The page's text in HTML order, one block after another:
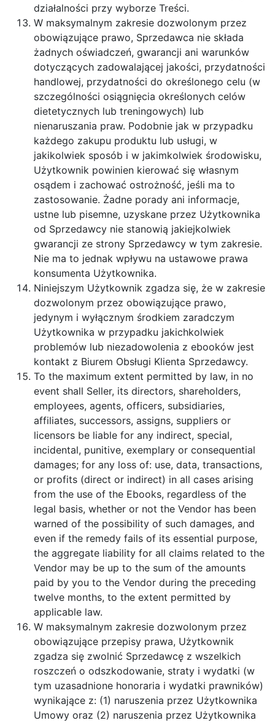
działalności przy wyborze Treści.
W maksymalnym zakresie dozwolonym przez
obowiązujące prawo, Sprzedawca nie składa
żadnych oświadczeń, gwarancji ani warunków
dotyczących zadowalającej jakości, przydatności
handlowej, przydatności do określonego celu (w
szczególności osiągnięcia określonych celów
dietetycznych lub treningowych) lub
nienaruszania praw. Podobnie jak w przypadku
każdego zakupu produktu lub usługi, w
jakikolwiek sposób i w jakimkolwiek środowisku,
Użytkownik powinien kierować się własnym
osądem i zachować ostrożność, jeśli ma to
zastosowanie. Żadne porady ani informacje,
ustne lub pisemne, uzyskane przez Użytkownika
od Sprzedawcy nie stanowią jakiejkolwiek
gwarancji ze strony Sprzedawcy w tym zakresie.
Nie ma to jednak wpływu na ustawowe prawa
konsumenta Użytkownika.
Niniejszym Użytkownik zgadza się, że w zakresie
dozwolonym przez obowiązujące prawo,
jedynym i wyłącznym środkiem zaradczym
Użytkownika w przypadku jakichkolwiek
problemów lub niezadowolenia z ebooków jest
kontakt z Biurem Obsługi Klienta Sprzedawcy.
To the maximum extent permitted by law, in no
event shall Seller, its directors, shareholders,
employees, agents, officers, subsidiaries,
affiliates, successors, assigns, suppliers or
licensors be liable for any indirect, special,
incidental, punitive, exemplary or consequential
damages; for any loss of: use, data, transactions,
or profits (direct or indirect) in all cases arising
from the use of the Ebooks, regardless of the
legal basis, whether or not the Vendor has been
warned of the possibility of such damages, and
even if the remedy fails of its essential purpose,
the aggregate liability for all claims related to the
Vendor may be up to the sum of the amounts
paid by you to the Vendor during the preceding
twelve months, to the extent permitted by
applicable law.
W maksymalnym zakresie dozwolonym przez
obowiązujące przepisy prawa, Użytkownik
zgadza się zwolnić Sprzedawcę z wszelkich
roszczeń o odszkodowanie, straty i wydatki (w
tym uzasadnione honoraria i wydatki prawników)
wynikające z: (1) naruszenia przez Użytkownika
Umowy oraz (2) naruszenia przez Użytkownika